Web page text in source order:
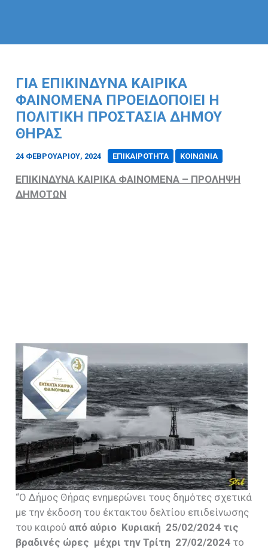
ΓΙΑ ΕΠΙΚΊΝΔΥΝΑ ΚΑΙΡΙΚΆ
ΦΑΙΝΌΜΕΝΑ ΠΡΟΕΙΔΟΠΟΙΕΊ Η
ΠΟΛΙΤΙΚΉ ΠΡΟΣΤΑΣΊΑ ΔΉΜΟΥ
ΘΉΡΑΣ
24 ΦΕΒΡΟΥΑΡΊΟΥ, 2024 ΕΠΙΚΑΙΡΟΤΗΤΑ ΚΟΙΝΩΝΙΑ
ΕΠΙΚΙΝΔΥΝΑ ΚΑΙΡΙΚΑ ΦΑΙΝΟΜΕΝΑ – ΠΡΟΛΗΨΗ
ΔΗΜΟΤΩΝ
“Ο Δήμος Θήρας ενημερώνει τους δημότες σχετικά
με την έκδοση του έκτακτου δελτίου επιδείνωσης
του καιρού από αύριο Κυριακή 25/02/2024 τις
βραδινές ώρες μέχρι την Τρίτη 27/02/2024 το